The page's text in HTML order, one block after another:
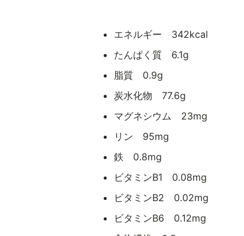
エネルギー 342kcal
たんぱく質 6.1g
脂質 0.9g
炭水化物 77.6g
マグネシウム 23mg
リン 95mg
鉄 0.8mg
ビタミンB1 0.08mg
ビタミンB2 0.02mg
ビタミンB6 0.12mg